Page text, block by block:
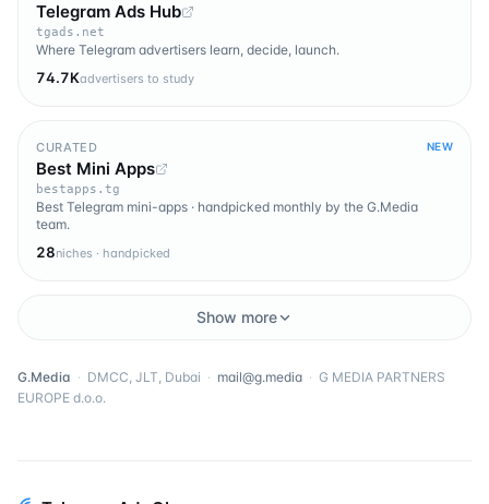
Telegram Ads Hub
tgads.net
Where Telegram advertisers learn, decide, launch.
74.7Kadvertisers to study
CURATED NEW
Best Mini Apps
bestapps.tg
Best Telegram mini-apps · handpicked monthly by the G.Media
team.
28niches · handpicked
Show more
G.Media · DMCC, JLT, Dubai · mail@g.media · G MEDIA PARTNERS
EUROPE d.o.o.